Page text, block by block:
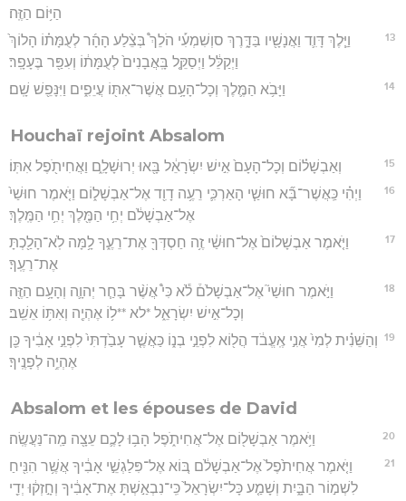
הַיּ֥וֹם הַזֶּֽה׃
13
וַיֵּ֧לֶךְ דָּוִ֛ד וַאֲנָשָׁ֖יו בַּדָּ֑רֶךְ סוְשִׁמְעִ֡י הֹלֵךְ֩ בְּצֵ֨לַע הָהָ֜ר לְעֻמָּת֗וֹ הָלוֹךְ֙
וַיְקַלֵּ֔ל וַיְסַקֵּ֤ל בָּֽאֲבָנִים֙ לְעֻמָּת֔וֹ וְעִפַּ֖ר בֶּעָפָֽר׃
14 וַיָּבֹ֥א הַמֶּ֛לֶךְ וְכָל־הָעָ֥ם אֲשֶׁר־אִתּ֖וֹ עֲיֵפִ֑ים וַיִּנָּפֵ֖שׁ שָֽׁם׃
Houchaï rejoint Absalom
15 וְאַבְשָׁל֗וֹם וְכָל־הָעָם֙ אִ֣ישׁ יִשְׂרָאֵ֔ל בָּ֖אוּ יְרוּשָׁלִָ֑ם וַאֲחִיתֹ֖פֶל אִתּֽוֹ׃
16
וַיְהִ֗י כַּֽאֲשֶׁר־בָּ֞א חוּשַׁ֧י הָאַרְכִּ֛י רֵעֶ֥ה דָוִ֖ד אֶל־אַבְשָׁל֑וֹם וַיֹּ֤אמֶר חוּשַׁי֙
אֶל־אַבְשָׁלֹ֔ם יְחִ֥י הַמֶּ֖לֶךְ יְחִ֥י הַמֶּֽלֶךְ׃
17
וַיֹּ֤אמֶר אַבְשָׁלוֹם֙ אֶל־חוּשַׁ֔י זֶ֥ה חַסְדְּךָ֖ אֶת־רֵעֶ֑ךָ לָ֥מָּה לֹֽא־הָלַ֖כְתָּ
אֶת־רֵעֶֽךָ׃
18
וַיֹּ֣אמֶר חוּשַׁי֮ אֶל־אַבְשָׁלֹם֒ לֹ֕א כִּי֩ אֲשֶׁ֨ר בָּחַ֧ר יְהוָ֛ה וְהָעָ֥ם הַזֶּ֖ה
וְכָל־אִ֣ישׁ יִשְׂרָאֵ֑ל *לא **ל֥וֹ אֶהְיֶ֖ה וְאִתּ֥וֹ אֵשֵֽׁב׃
19
וְהַשֵּׁנִ֗ית לְמִי֙ אֲנִ֣י אֶֽעֱבֹ֔ד הֲל֖וֹא לִפְנֵ֣י בְנ֑וֹ כַּאֲשֶׁ֤ר עָבַ֙דְתִּי֙ לִפְנֵ֣י אָבִ֔יךָ כֵּ֖ן
אֶהְיֶ֥ה לְפָנֶֽיךָ׃
Absalom et les épouses de David
20 וַיֹּ֥אמֶר אַבְשָׁל֖וֹם אֶל־אֲחִיתֹ֑פֶל הָב֥וּ לָכֶ֛ם עֵצָ֖ה מַֽה־נַּעֲשֶֽׂה׃
21
וַיֹּ֤אמֶר אֲחִיתֹ֙פֶל֙ אֶל־אַבְשָׁלֹ֔ם בּ֚וֹא אֶל־פִּלַגְשֵׁ֣י אָבִ֔יךָ אֲשֶׁ֥ר הִנִּ֖יחַ
לִשְׁמ֣וֹר הַבָּ֑יִת וְשָׁמַ֤ע כָּל־יִשְׂרָאֵל֙ כִּֽי־נִבְאַ֣שְׁתָּ אֶת־אָבִ֔יךָ וְחָ֣זְק֔וּ יְדֵ֖י